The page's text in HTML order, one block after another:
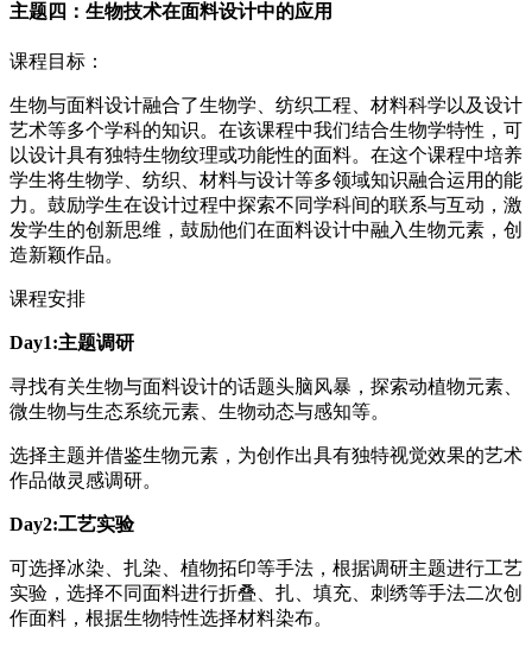
主题四：生物技术在面料设计中的应用
课程目标：
生物与面料设计融合了生物学、纺织工程、材料科学以及设计
艺术等多个学科的知识。在该课程中我们结合生物学特性，可
以设计具有独特生物纹理或功能性的面料。在这个课程中培养
学生将生物学、纺织、材料与设计等多领域知识融合运用的能
力。鼓励学生在设计过程中探索不同学科间的联系与互动，激
发学生的创新思维，鼓励他们在面料设计中融入生物元素，创
造新颖作品。
课程安排
Day1:主题调研
寻找有关生物与面料设计的话题头脑风暴，探索动植物元素、
微生物与生态系统元素、生物动态与感知等。
选择主题并借鉴生物元素，为创作出具有独特视觉效果的艺术
作品做灵感调研。
Day2:工艺实验
可选择冰染、扎染、植物拓印等手法，根据调研主题进行工艺
实验，选择不同面料进行折叠、扎、填充、刺绣等手法二次创
作面料，根据生物特性选择材料染布。